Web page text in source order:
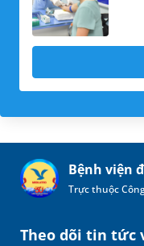
Bệnh viện
Trực thuộc
Theo dõi tin tức